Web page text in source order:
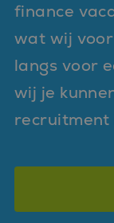
finance
wat wij voor
langs voor
wij je
recruitment